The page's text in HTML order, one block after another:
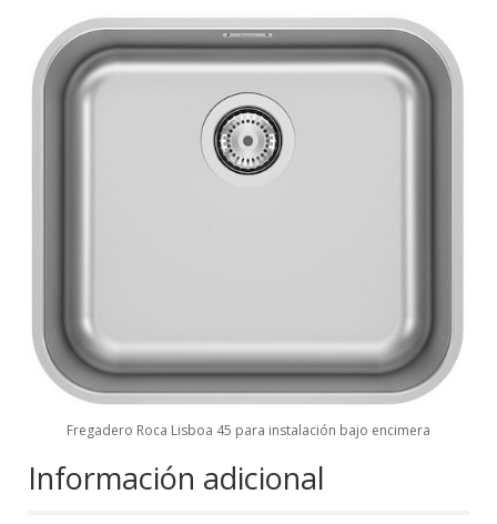
Fregadero Roca Lisboa 45 para instalación bajo encimera
Información adicional